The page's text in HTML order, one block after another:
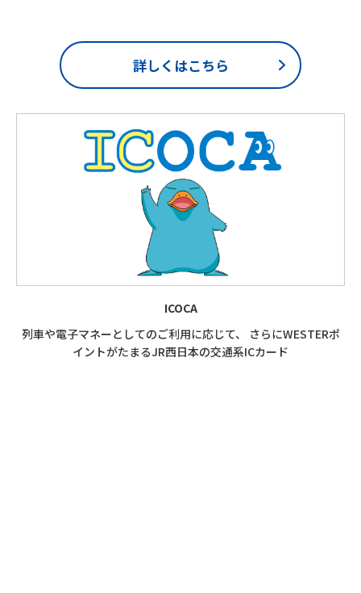
詳しくはこちら
ICOCA
列車や電子マネーとしてのご利用に応じて、
さらにWESTERポ
イントがたまるJR西日本の交通系ICカード